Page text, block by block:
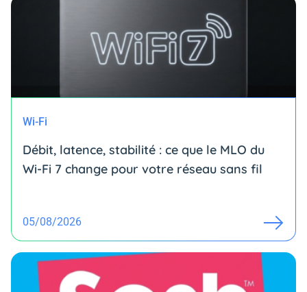
Wi-Fi
Débit, latence, stabilité : ce que le MLO du
Wi-Fi 7 change pour votre réseau sans fil
05/08/2026